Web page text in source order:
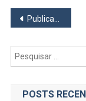
por
posts
Publicações mais antigas
POSTS